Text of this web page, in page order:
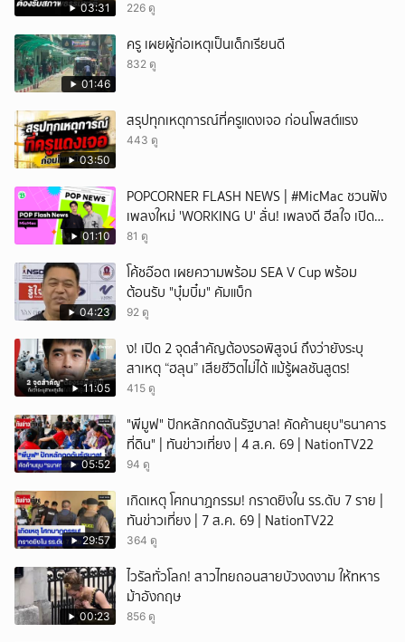
03:31 226 ดู
01:46
ครู เผยผู้ก่อเหตุเป็นเด็กเรียนดี
832 ดู
03:50
สรุปทุกเหตุการณ์ที่ครูแดงเจอ ก่อนโพสต์แรง
443 ดู
01:10
POPCORNER FLASH NEWS | #MicMac ชวนฟัง
เพลงใหม่ 'WORKING U' ลั่น! เพลงดี ฮีลใจ เปิด
ฟังได้ทุกสถานการณ์
81 ดู
04:23
โค้ชอ๊อต เผยความพร้อม SEA V Cup พร้อม
ต้อนรับ "บุ๋มบิ๋ม" คัมแบ็ก
92 ดู
11:05
ึ้ง! เปิด 2 จุดสำคัญต้องรอพิสูจน์ ถึงว่ายังระบุ
สาเหตุ “ฮลุน” เสียชีวิตไม่ได้ แม้รู้ผลชันสูตร!
415 ดู
05:52
"พีมูฟ" ปักหลักกดดันรัฐบาล! คัดค้านยุบ"ธนาคาร
ที่ดิน" | ทันข่าวเที่ยง | 4 ส.ค. 69 | NationTV22
94 ดู
29:57
เกิดเหตุ โศกนาฏกรรม! กราดยิงใน รร.ดับ 7 ราย |
ทันข่าวเที่ยง | 7 ส.ค. 69 | NationTV22
364 ดู
00:23
ไวรัลทั่วโลก! สาวไทยถอนสายบัวงดงาม ให้ทหาร
ม้าอังกฤษ
856 ดู